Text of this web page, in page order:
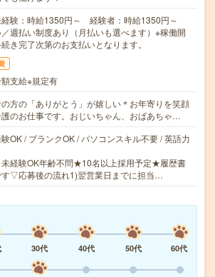
経験：時給1350円～ 経験者：時給1350円～
週払い制度あり（月払いも選べます）※稼働開
き完了次第のお支払いとなります。
支給※規定有
の方の「ありがとう」が嬉しい＊お年寄りを笑顔
のお仕事です。おじいちゃん、おばあちゃ…
OK / ブランクOK / パソコンスキル不要 / 英語力
未経験OK年齢不問★10名以上採用予定★履歴書
す▽応募後の流れ1)翌営業日までに担当…
30代 40代 50代
60代